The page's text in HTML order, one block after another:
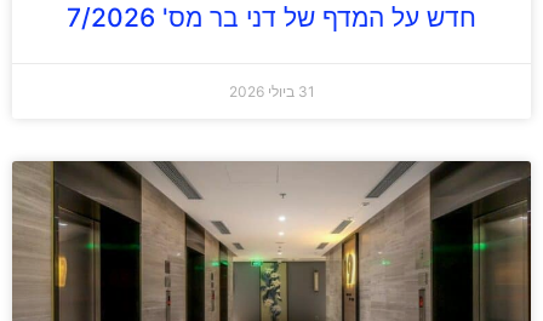
חדש על המדף של דני בר מס' 7/2026
31 ביולי 2026